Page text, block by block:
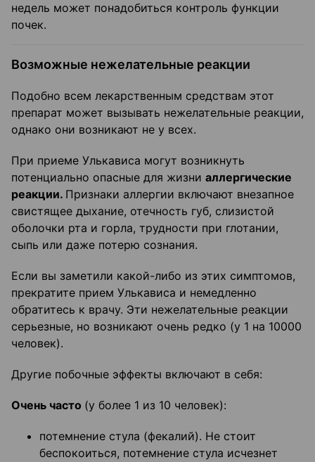
недель может понадобиться контроль функции
почек.
Возможные нежелательные реакции
Подобно всем лекарственным средствам этот
препарат может вызывать нежелательные реакции,
однако они возникают не у всех.
При приеме Улькависа могут возникнуть
потенциально опасные для жизни аллергические
реакции. Признаки аллергии включают внезапное
свистящее дыхание, отечность губ, слизистой
оболочки рта и горла, трудности при глотании,
сыпь или даже потерю сознания.
Если вы заметили какой-либо из этих симптомов,
прекратите прием Улькависа и немедленно
обратитесь к врачу. Эти нежелательные реакции
серьезные, но возникают очень редко (у 1 на 10000
человек).
Другие побочные эффекты включают в себя:
Очень часто (у более 1 из 10 человек):
потемнение стула (фекалий). Не стоит
беспокоиться, потемнение стула исчезнет